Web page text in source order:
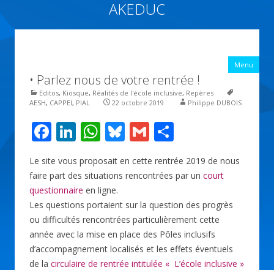
AKEDUC
Menu
• Parlez nous de votre rentrée !
Editos, Kiosque, Réalités de l'école inclusive, Repères
AESH, CAPPEI, PIAL 22 octobre 2019 Philippe DUBOIS
F
e
b
o
o
k
Li
k
e
dI
n
W
at
s
A
p
p
Bl
e
y
G
ai
ar
ta
g
er
Le site vous proposait en cette rentrée 2019 de nous
faire part des situations rencontrées par un court
questionnaire en ligne.
Les questions portaient sur la question des progrès
ou difficultés rencontrées particulièrement cette
année avec la mise en place des Pôles inclusifs
d’accompagnement localisés et les effets éventuels
de la circulaire de rentrée intitulée « L’école inclusive »